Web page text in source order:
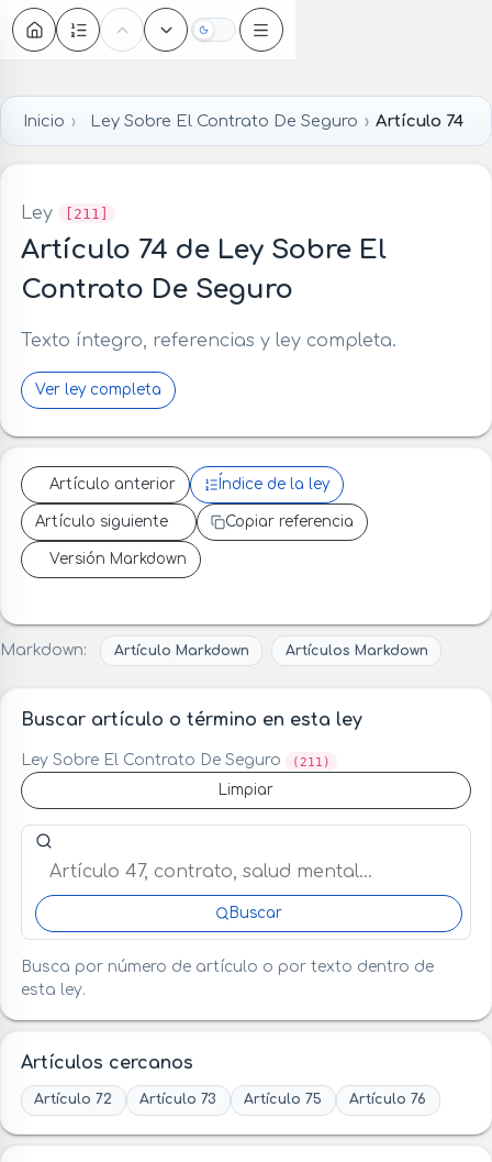
Oscuro
Inicio Ley Sobre El Contrato De Seguro Artículo 74
Ley [211]
Artículo 74 de Ley Sobre El
Contrato De Seguro
Texto íntegro, referencias y ley completa.
Ver ley completa
Artículo anterior Índice de la ley
Artículo siguiente Copiar referencia
Versión Markdown
Markdown: Artículo Markdown Artículos Markdown
Buscar artículo o término en esta ley
Ley Sobre El Contrato De Seguro (211)
Limpiar
Buscar artículo o término en esta ley
Buscar
Busca por número de artículo o por texto dentro de
esta ley.
Artículos cercanos
Artículo 72 Artículo 73 Artículo 75 Artículo 76